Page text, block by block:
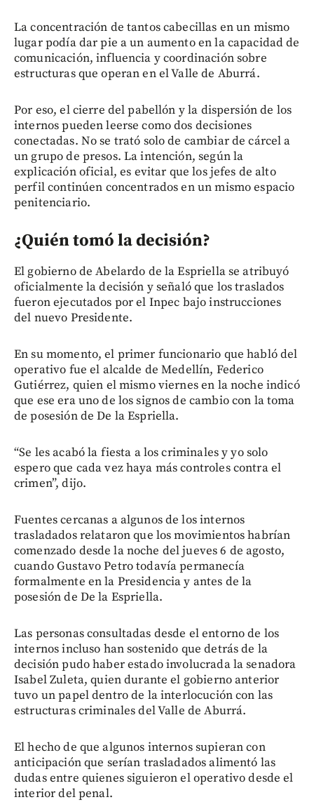
La concentración de tantos cabecillas en un mismo
lugar podía dar pie a un aumento en la capacidad de
comunicación, influencia y coordinación sobre
estructuras que operan en el Valle de Aburrá.
Por eso, el cierre del pabellón y la dispersión de los
internos pueden leerse como dos decisiones
conectadas. No se trató solo de cambiar de cárcel a
un grupo de presos. La intención, según la
explicación oficial, es evitar que los jefes de alto
perfil continúen concentrados en un mismo espacio
penitenciario.
¿Quién tomó la decisión?
El gobierno de Abelardo de la Espriella se atribuyó
oficialmente la decisión y señaló que los traslados
fueron ejecutados por el Inpec bajo instrucciones
del nuevo Presidente.
En su momento, el primer funcionario que habló del
operativo fue el alcalde de Medellín, Federico
Gutiérrez, quien el mismo viernes en la noche indicó
que ese era uno de los signos de cambio con la toma
de posesión de De la Espriella.
“Se les acabó la fiesta a los criminales y yo solo
espero que cada vez haya más controles contra el
crimen”, dijo.
Fuentes cercanas a algunos de los internos
trasladados relataron que los movimientos habrían
comenzado desde la noche del jueves 6 de agosto,
cuando Gustavo Petro todavía permanecía
formalmente en la Presidencia y antes de la
posesión de De la Espriella.
Las personas consultadas desde el entorno de los
internos incluso han sostenido que detrás de la
decisión pudo haber estado involucrada la senadora
Isabel Zuleta, quien durante el gobierno anterior
tuvo un papel dentro de la interlocución con las
estructuras criminales del Valle de Aburrá.
El hecho de que algunos internos supieran con
anticipación que serían trasladados alimentó las
dudas entre quienes siguieron el operativo desde el
interior del penal.